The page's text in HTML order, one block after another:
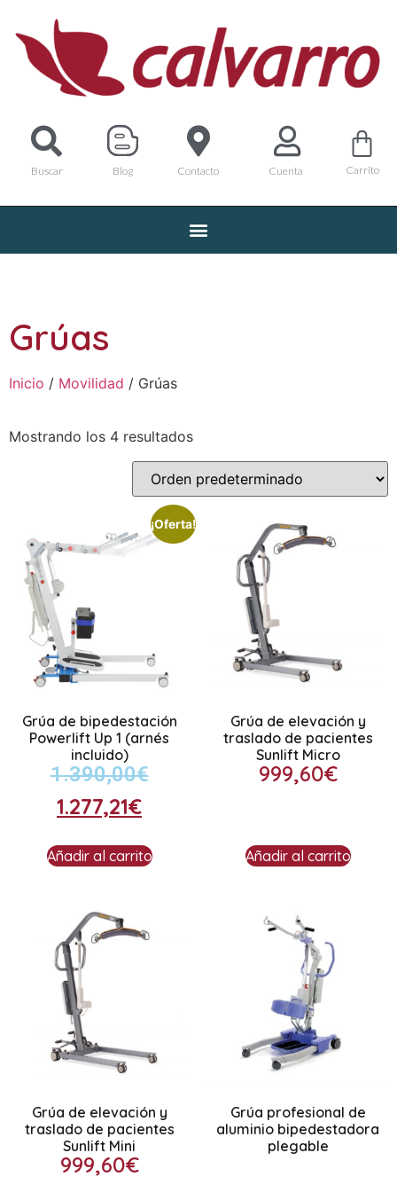
Buscar Blog Contacto Cuenta Carrito
Grúas
Inicio / Movilidad / Grúas
Mostrando los 4 resultados
¡Oferta!
Grúa de bipedestación
Powerlift Up 1 (arnés
incluido)
1.390,00€
1.277,21€
Añadir al carrito
Grúa de elevación y
traslado de pacientes
Sunlift Micro
999,60€
Añadir al carrito
Grúa de elevación y
traslado de pacientes
Sunlift Mini
999,60€
Grúa profesional de
aluminio bipedestadora
plegable